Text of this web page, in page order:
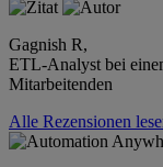
Gagnish R,
ETL-Analyst bei
Mitarbeitenden
Alle Rezensionen